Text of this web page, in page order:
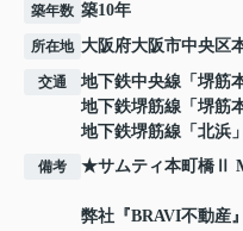
築年数 築10年
所在地 大阪府大阪市中央区
交通 地下鉄中央線 「 堺筋
地下鉄堺筋線 「 堺筋
地下鉄堺筋線 「 北浜
備考 ★サムティ本町橋Ⅱ
弊社『BRAVI不動産